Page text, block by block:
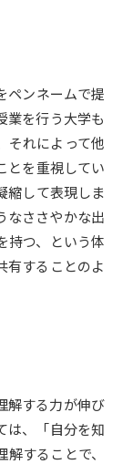
号特集ページ
から探す
検索
ペンネームで提
業を行う大学も
それによって他
とを重視してい
縮して表現しま
なささやかな出
持つ、という体
有することのよ
解する力が伸び
は、「自分を知
することで、